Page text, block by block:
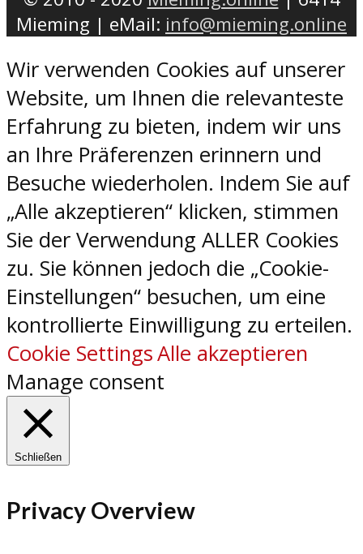
Mieming | eMail: info@mieming.online
Wir verwenden Cookies auf unserer
Website, um Ihnen die relevanteste
Erfahrung zu bieten, indem wir uns
an Ihre Präferenzen erinnern und
Besuche wiederholen. Indem Sie auf
„Alle akzeptieren“ klicken, stimmen
Sie der Verwendung ALLER Cookies
zu. Sie können jedoch die „Cookie-
Einstellungen“ besuchen, um eine
kontrollierte Einwilligung zu erteilen.
Cookie SettingsAlle akzeptieren
Manage consent
Schließen
Privacy Overview